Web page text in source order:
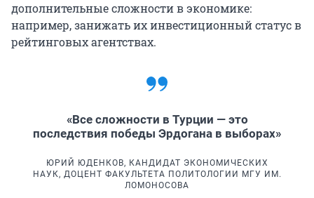
дополнительные сложности в экономике:
например, занижать их инвестиционный статус в
рейтинговых агентствах.
«Все сложности в Турции — это
последствия победы Эрдогана в выборах»
ЮРИЙ ЮДЕНКОВ, КАНДИДАТ ЭКОНОМИЧЕСКИХ
НАУК, ДОЦЕНТ ФАКУЛЬТЕТА ПОЛИТОЛОГИИ МГУ ИМ.
ЛОМОНОСОВА